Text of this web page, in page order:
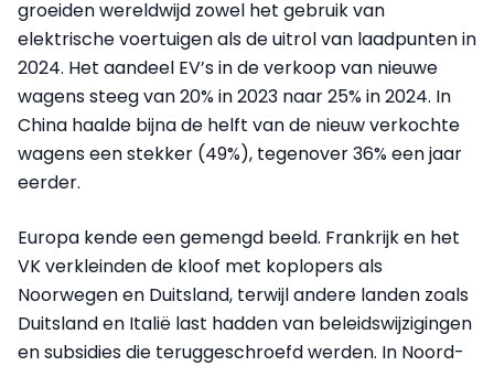
groeiden wereldwijd zowel het gebruik van
elektrische voertuigen als de uitrol van laadpunten in
2024. Het aandeel EV’s in de verkoop van nieuwe
wagens steeg van 20% in 2023 naar 25% in 2024. In
China haalde bijna de helft van de nieuw verkochte
wagens een stekker (49%), tegenover 36% een jaar
eerder.
Europa kende een gemengd beeld. Frankrijk en het
VK verkleinden de kloof met koplopers als
Noorwegen en Duitsland, terwijl andere landen zoals
Duitsland en Italië last hadden van beleidswijzigingen
en subsidies die teruggeschroefd werden. In Noord-